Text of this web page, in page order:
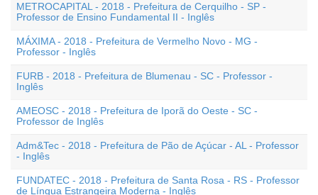
METROCAPITAL - 2018 - Prefeitura de Cerquilho - SP -
Professor de Ensino Fundamental II - Inglês
MÁXIMA - 2018 - Prefeitura de Vermelho Novo - MG -
Professor - Inglês
FURB - 2018 - Prefeitura de Blumenau - SC - Professor -
Inglês
AMEOSC - 2018 - Prefeitura de Iporã do Oeste - SC -
Professor de Inglês
Adm&Tec - 2018 - Prefeitura de Pão de Açúcar - AL - Professor
- Inglês
FUNDATEC - 2018 - Prefeitura de Santa Rosa - RS - Professor
de Língua Estrangeira Moderna - Inglês